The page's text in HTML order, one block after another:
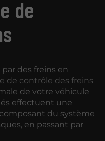
de
des freins en
de contrôle des freins
de votre véhicule
effectuent une
du système
en passant par